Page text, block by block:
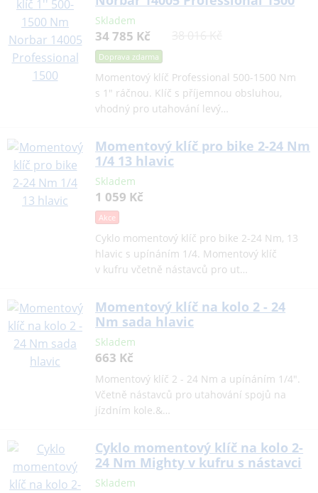
Skladem
34 785 Kč
Doprava zdarma
Momentový klíč Professional 500-1500 Nm
s 1" ráčnou. Klíč s příjemnou obsluhou,
vhodný pro utahování levý…
Momentový klíč pro bike 2-24 Nm
1/4 13 hlavic
Skladem
1 059 Kč
Akce
Cyklo momentový klíč pro bike 2-24 Nm, 13
hlavic s upínáním 1/4. Momentový klíč
v kufru včetně nástavců pro ut…
Momentový klíč na kolo 2 - 24
Nm sada hlavic
Skladem
663 Kč
Momentový klíč 2 - 24 Nm a upínáním 1/4".
Včetně nástavců pro utahování spojů na
jízdním kole.&…
Cyklo momentový klíč na kolo 2-
24 Nm Mighty v kufru s nástavci
Skladem